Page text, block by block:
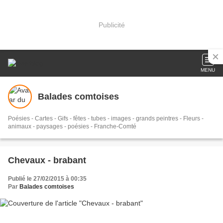
Publicité
MENU
Balades comtoises
Poésies - Cartes - Gifs - fêtes - tubes - images - grands peintres - Fleurs -
animaux - paysages - poésies - Franche-Comté
Chevaux - brabant
Publié le 27/02/2015 à 00:35
Par Balades comtoises